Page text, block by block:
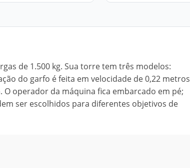
de 1.500 kg. Sua torre tem três modelos:
do garfo é feita em velocidade de 0,22 metros
operador da máquina fica embarcado em pé;
ser escolhidos para diferentes objetivos de